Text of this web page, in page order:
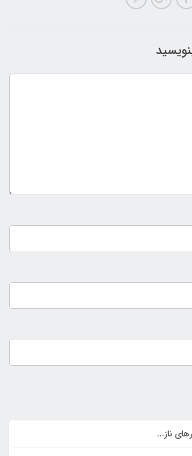
ناز...